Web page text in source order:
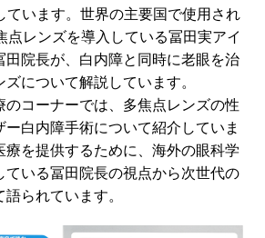
ています。世界の主要国で使用され
点レンズを導入している冨田実アイ
田院長が、白内障と同時に老眼を治
について解説しています。
のコーナーでは、多焦点レンズの性
白内障手術について紹介していま
療を提供するために、海外の眼科学
ている冨田院長の視点から次世代の
られています。